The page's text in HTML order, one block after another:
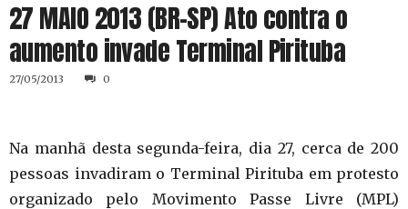
27 MAIO 2013 (BR-SP) Ato contra o
aumento invade Terminal Pirituba
27/05/2013 0
Na manhã desta segunda-feira, dia 27, cerca de 200
pessoas invadiram o Terminal Pirituba em protesto
organizado pelo Movimento Passe Livre (MPL)